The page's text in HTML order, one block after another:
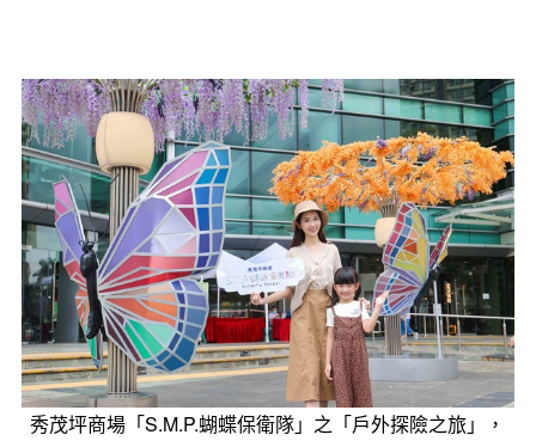
秀茂坪商場「S.M.P.蝴蝶保衛隊」之「戶外探險之旅」，